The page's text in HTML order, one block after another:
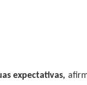
expectativas,